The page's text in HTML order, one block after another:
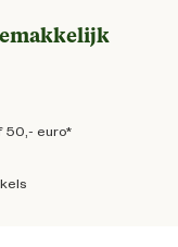
50,- euro*